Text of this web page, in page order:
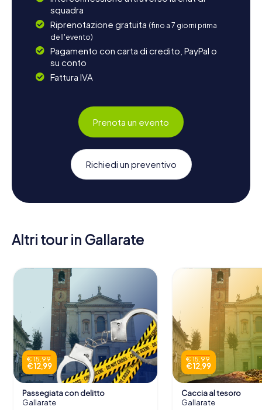
squadra
Riprenotazione gratuita (fino a 7 giorni prima
dell'evento)
Pagamento con carta di credito, PayPal o
su conto
Fattura IVA
Prenota un evento
Richiedi un preventivo
Altri tour in Gallarate
€ 15,99
€ 12,99
Passegiata con delitto
Gallarate
€ 15,99
€ 12,99
Caccia al tesoro
Gallarate